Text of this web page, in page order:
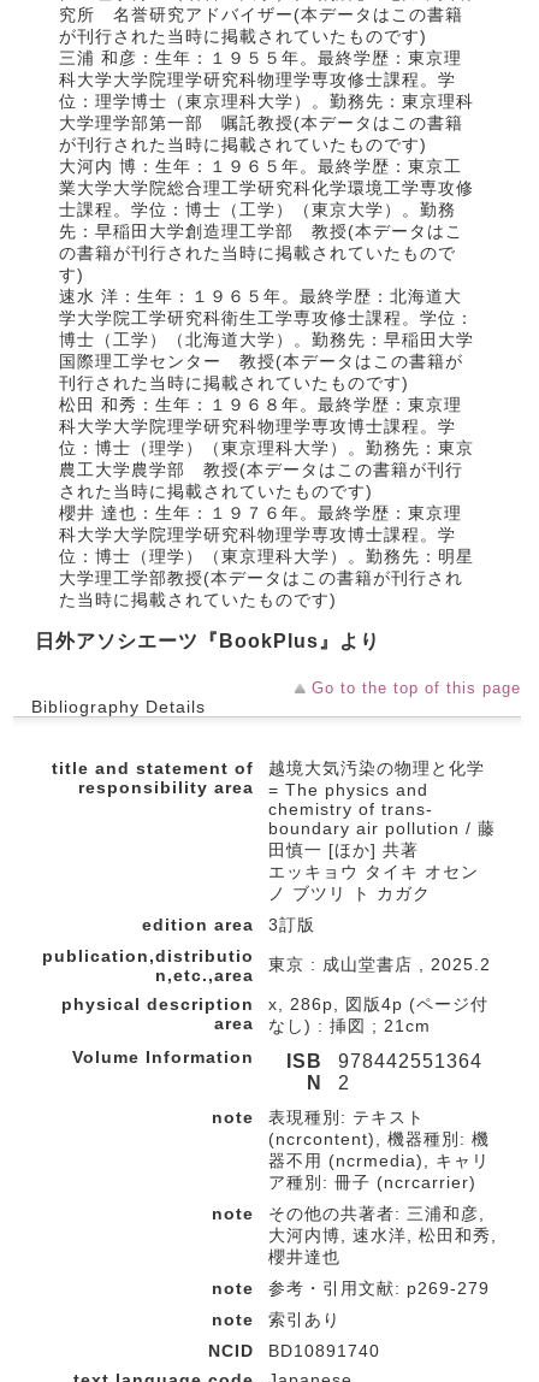
究所 名誉研究アドバイザー(本データはこの書籍
が刊行された当時に掲載されていたものです)
三浦 和彦：生年：１９５５年。最終学歴：東京理
科大学大学院理学研究科物理学専攻修士課程。学
位：理学博士（東京理科大学）。勤務先：東京理科
大学理学部第一部 嘱託教授(本データはこの書籍
が刊行された当時に掲載されていたものです)
大河内 博：生年：１９６５年。最終学歴：東京工
業大学大学院総合理工学研究科化学環境工学専攻修
士課程。学位：博士（工学）（東京大学）。勤務
先：早稲田大学創造理工学部 教授(本データはこ
の書籍が刊行された当時に掲載されていたもので
す)
速水 洋：生年：１９６５年。最終学歴：北海道大
学大学院工学研究科衛生工学専攻修士課程。学位：
博士（工学）（北海道大学）。勤務先：早稲田大学
国際理工学センター 教授(本データはこの書籍が
刊行された当時に掲載されていたものです)
松田 和秀：生年：１９６８年。最終学歴：東京理
科大学大学院理学研究科物理学専攻博士課程。学
位：博士（理学）（東京理科大学）。勤務先：東京
農工大学農学部 教授(本データはこの書籍が刊行
された当時に掲載されていたものです)
櫻井 達也：生年：１９７６年。最終学歴：東京理
科大学大学院理学研究科物理学専攻博士課程。学
位：博士（理学）（東京理科大学）。勤務先：明星
大学理工学部教授(本データはこの書籍が刊行され
た当時に掲載されていたものです)
日外アソシエーツ『BookPlus』より
Go to the top of this page
Bibliography Details
title and statement of
responsibility area
越境大気汚染の物理と化学
= The physics and
chemistry of trans-
boundary air pollution / 藤
田慎一 [ほか] 共著
エッキョウ タイキ オセン
ノ ブツリ ト カガク
edition area
3訂版
publication,distributio
n,etc.,area
東京 : 成山堂書店 , 2025.2
physical description
area
x, 286p, 図版4p (ページ付
なし) : 挿図 ; 21cm
Volume Information
ISB
N
978442551364
2
note
表現種別: テキスト
(ncrcontent), 機器種別: 機
器不用 (ncrmedia), キャリ
ア種別: 冊子 (ncrcarrier)
note
その他の共著者: 三浦和彦,
大河内博, 速水洋, 松田和秀,
櫻井達也
note
参考・引用文献: p269-279
note
索引あり
NCID
BD10891740